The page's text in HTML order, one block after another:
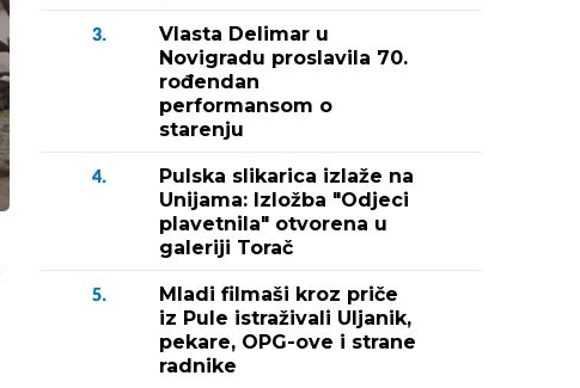
3.
Vlasta Delimar u
Novigradu proslavila 70.
rođendan
performansom o
starenju
4.
Pulska slikarica izlaže na
Unijama: Izložba "Odjeci
plavetnila" otvorena u
galeriji Torač
5.
Mladi filmaši kroz priče
iz Pule istraživali Uljanik,
pekare, OPG-ove i strane
radnike